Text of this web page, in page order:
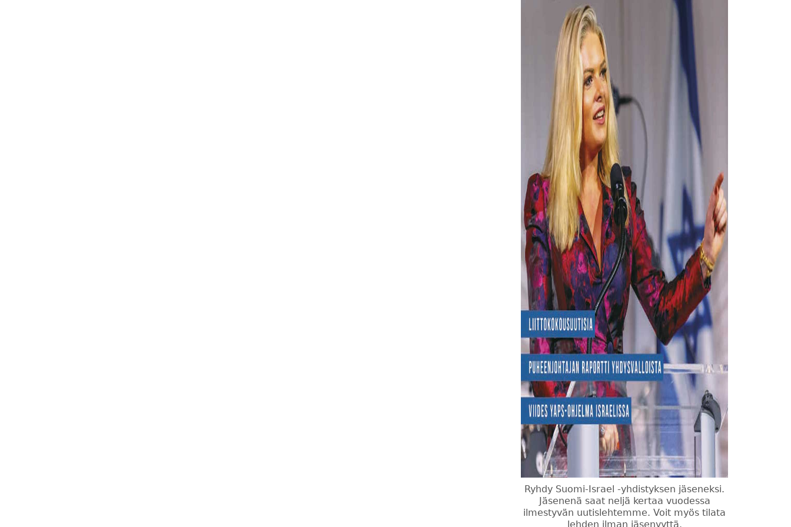
Ryhdy Suomi-Israel -yhdistyksen jäseneksi.
Jäsenenä saat neljä kertaa vuodessa
ilmestyvän uutislehtemme. Voit myös tilata
lehden ilman jäsenyyttä.